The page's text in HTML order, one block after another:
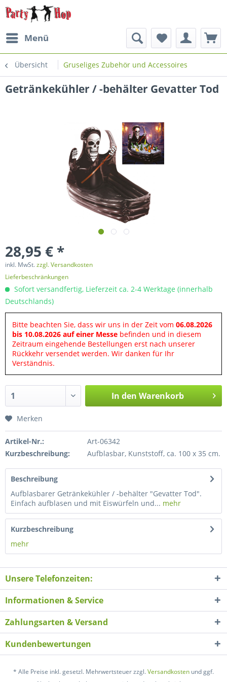
Menü
Übersicht Gruseliges Zubehör und Accessoires
Getränkekühler / -behälter Gevatter Tod
28,95 € *
inkl. MwSt.zzgl. Versandkosten
Lieferbeschränkungen
Sofort versandfertig, Lieferzeit ca. 2-4 Werktage (innerhalb
Deutschlands)
Bitte beachten Sie, dass wir uns in der Zeit vom 06.08.2026
bis 10.08.2026 auf einer Messe befinden und in diesem
Zeitraum eingehende Bestellungen erst nach unserer
Rückkehr versendet werden. Wir danken für Ihr
Verständnis.
In den Warenkorb
Merken
Artikel-Nr.:
Art-06342
Kurzbeschreibung:
Aufblasbar, Kunststoff, ca. 100 x 35 cm.
Beschreibung
Aufblasbarer Getränkekühler / -behälter "Gevatter Tod".
Einfach aufblasen und mit Eiswürfeln und... mehr
Kurzbeschreibung
mehr
Unsere Telefonzeiten:
Informationen & Service
Zahlungsarten & Versand
Kundenbewertungen
* Alle Preise inkl. gesetzl. Mehrwertsteuer zzgl.Versandkosten und ggf.